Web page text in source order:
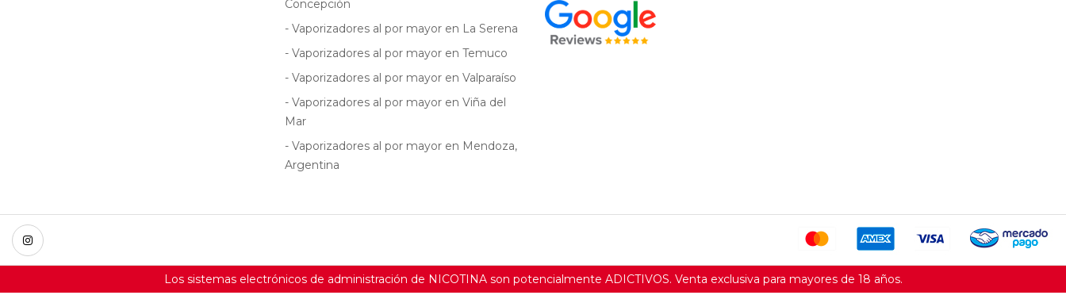
Concepción
- Vaporizadores al por mayor en La Serena
- Vaporizadores al por mayor en Temuco
- Vaporizadores al por mayor en Valparaíso
- Vaporizadores al por mayor en Viña del
Mar
- Vaporizadores al por mayor en Mendoza,
Argentina
Los sistemas electrónicos de administración de NICOTINA son potencialmente ADICTIVOS. Venta exclusiva para mayores de 18 años.